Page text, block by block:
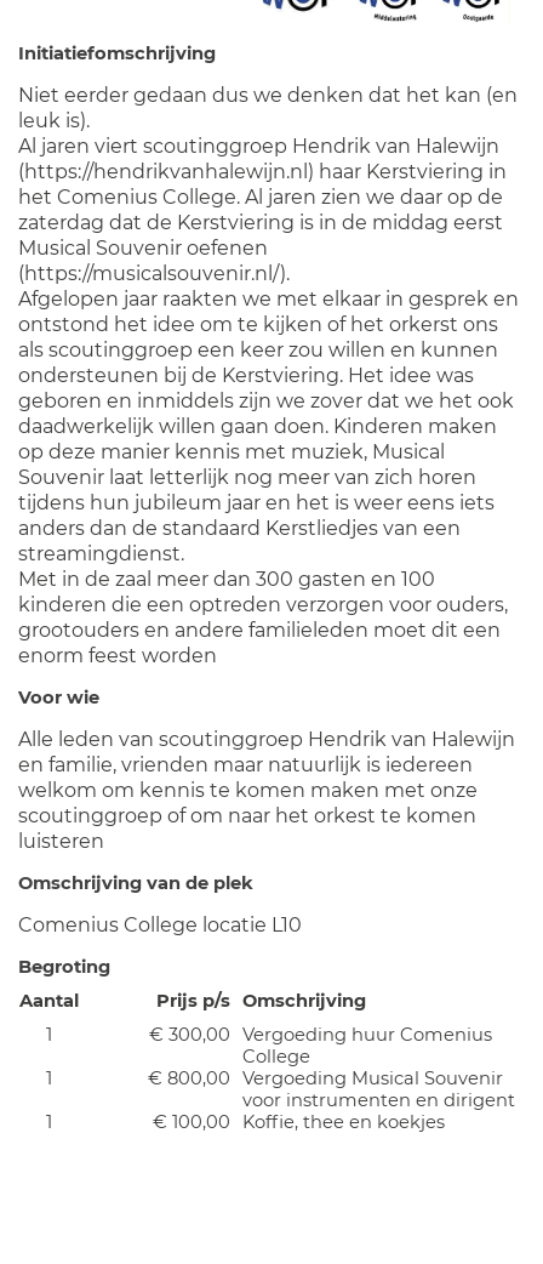
Initiatiefomschrijving
Niet eerder gedaan dus we denken dat het kan (en
leuk is).
Al jaren viert scoutinggroep Hendrik van Halewijn
(https://hendrikvanhalewijn.nl) haar Kerstviering in
het Comenius College. Al jaren zien we daar op de
zaterdag dat de Kerstviering is in de middag eerst
Musical Souvenir oefenen
(https://musicalsouvenir.nl/).
Afgelopen jaar raakten we met elkaar in gesprek en
ontstond het idee om te kijken of het orkerst ons
als scoutinggroep een keer zou willen en kunnen
ondersteunen bij de Kerstviering. Het idee was
geboren en inmiddels zijn we zover dat we het ook
daadwerkelijk willen gaan doen. Kinderen maken
op deze manier kennis met muziek, Musical
Souvenir laat letterlijk nog meer van zich horen
tijdens hun jubileum jaar en het is weer eens iets
anders dan de standaard Kerstliedjes van een
streamingdienst.
Met in de zaal meer dan 300 gasten en 100
kinderen die een optreden verzorgen voor ouders,
grootouders en andere familieleden moet dit een
enorm feest worden
Voor wie
Alle leden van scoutinggroep Hendrik van Halewijn
en familie, vrienden maar natuurlijk is iedereen
welkom om kennis te komen maken met onze
scoutinggroep of om naar het orkest te komen
luisteren
Omschrijving van de plek
Comenius College locatie L10
Begroting
Aantal
Prijs p/s Omschrijving
1
€ 300,00
Vergoeding huur Comenius
College
1
€ 800,00
Vergoeding Musical Souvenir
voor instrumenten en dirigent
1
€ 100,00 Koffie, thee en koekjes